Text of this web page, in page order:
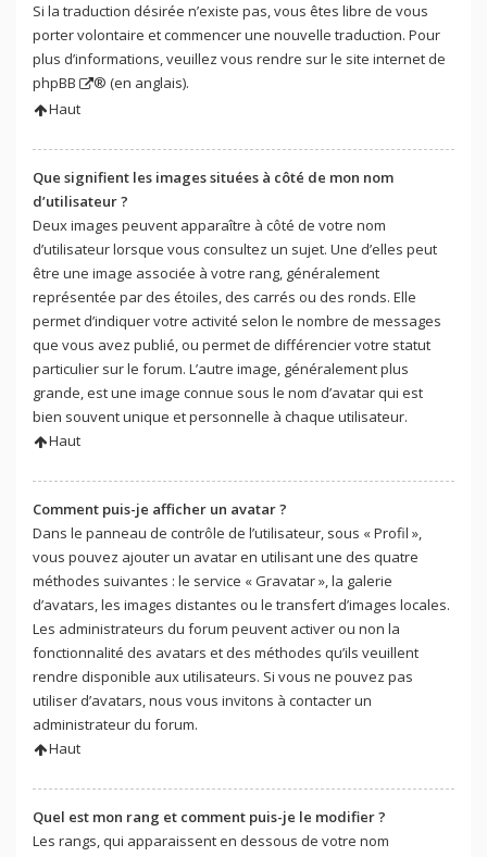
Si la traduction désirée n’existe pas, vous êtes libre de vous
porter volontaire et commencer une nouvelle traduction. Pour
plus d’informations, veuillez vous rendre surle site internet de
phpBB
® (en anglais).
Haut
Que signifient les images situées à côté de mon nom
d’utilisateur ?
Deux images peuvent apparaître à côté de votre nom
d’utilisateur lorsque vous consultez un sujet. Une d’elles peut
être une image associée à votre rang, généralement
représentée par des étoiles, des carrés ou des ronds. Elle
permet d’indiquer votre activité selon le nombre de messages
que vous avez publié, ou permet de différencier votre statut
particulier sur le forum. L’autre image, généralement plus
grande, est une image connue sous le nom d’avatar qui est
bien souvent unique et personnelle à chaque utilisateur.
Haut
Comment puis-je afficher un avatar ?
Dans le panneau de contrôle de l’utilisateur, sous « Profil »,
vous pouvez ajouter un avatar en utilisant une des quatre
méthodes suivantes : le service « Gravatar », la galerie
d’avatars, les images distantes ou le transfert d’images locales.
Les administrateurs du forum peuvent activer ou non la
fonctionnalité des avatars et des méthodes qu’ils veuillent
rendre disponible aux utilisateurs. Si vous ne pouvez pas
utiliser d’avatars, nous vous invitons à contacter un
administrateur du forum.
Haut
Quel est mon rang et comment puis-je le modifier ?
Les rangs, qui apparaissent en dessous de votre nom